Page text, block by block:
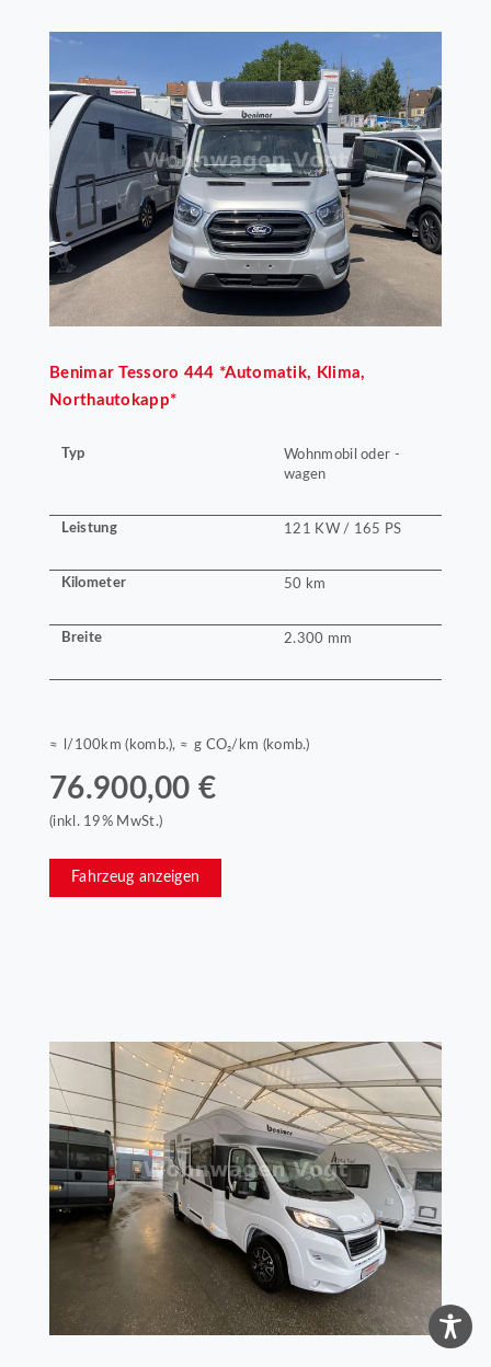
Benimar Tessoro 444 *Automatik, Klima,
Northautokapp*
Typ
Wohnmobil oder -
wagen
Leistung 121 KW / 165 PS
Kilometer 50 km
Breite 2.300 mm
≈ l/100km (komb.), ≈ g CO₂/km (komb.)
76.900,00 €
(inkl. 19% MwSt.)
Fahrzeug anzeigen